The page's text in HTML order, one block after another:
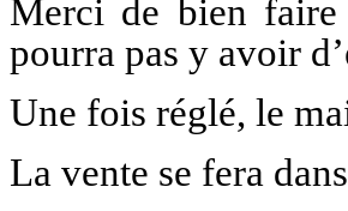
Merci de bien faire
pourra pas y avoir
Une fois réglé, le
La vente se fera